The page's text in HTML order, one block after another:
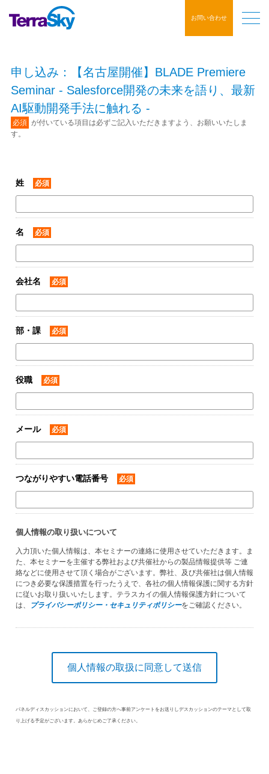
お問い合わせ
申し込み：【名古屋開催】BLADE Premiere
Seminar - Salesforce開発の未来を語り、最新
AI駆動開発手法に触れる -
必須 が付いている項目は必ずご記入いただきますよう、お願いいたしま
す。